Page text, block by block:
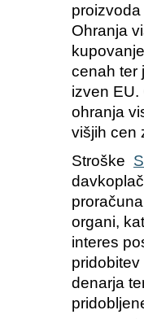
Ohranja
cenah ter
izven EU.
ohranja
višjih cen
Stroške
organi,
interes
denarja